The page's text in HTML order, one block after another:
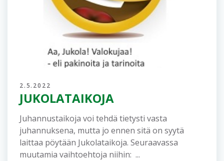
2.5.2022
JUKOLATAIKOJA
Juhannustaikoja voi tehdä tietysti vasta
juhannuksena, mutta jo ennen sitä on syytä
laittaa pöytään Jukolataikoja. Seuraavassa
muutamia vaihtoehtoja niihin: ...